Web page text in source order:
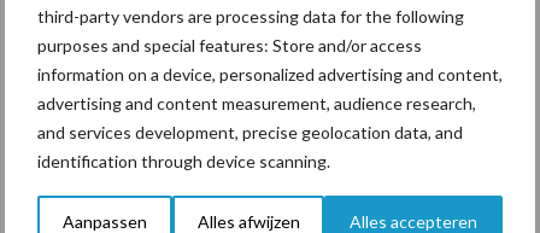
third-party vendors are processing data for the following
purposes and special features: Store and/or access
information on a device, personalized advertising and content,
advertising and content measurement, audience research,
and services development, precise geolocation data, and
identification through device scanning.
Aanpassen Alles afwijzen Alles accepteren
Bimodaliteit uitgelegd: Wat
het betekent voor jouw
melkveebedrijf